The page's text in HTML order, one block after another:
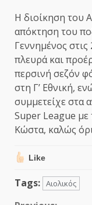
Η διοίκηση του
απόκτηση του
Γεννημένος
πλευρά και
περσινή σεζόν
στη Γ’ Εθνική,
συμμετείχε στα
Super League με
Κώστα, καλώς
Like
Tags: Αιολικός